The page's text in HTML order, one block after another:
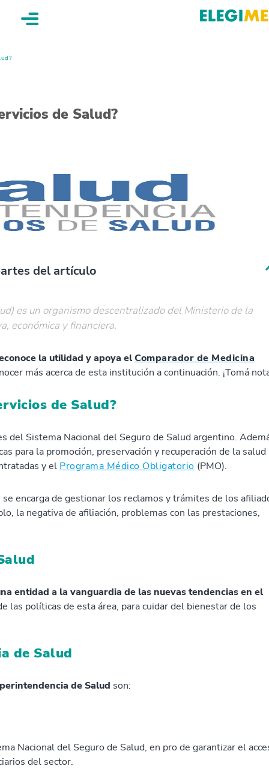
de Salud?
del artículo
es un organismo descentralizado del Ministerio de la
económica y financiera.
la utilidad y apoya elComparador de Medicina
más acerca de esta institución a continuación. ¡Tomá
de Salud?
del Sistema Nacional del Seguro de Salud argentino.
para la promoción, preservación y recuperación de la salud
y el Programa Médico Obligatorio (PMO).
encarga de gestionar los reclamos y trámites de los
la negativa de afiliación, problemas con las prestaciones,
entidad a la vanguardia de las nuevas tendencias en el
las políticas de esta área, para cuidar del bienestar de los
de Salud
de Salud son:
Nacional del Seguro de Salud, en pro de garantizar el
del sector.